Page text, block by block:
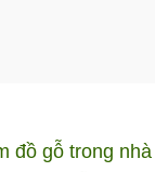
gỗ trong